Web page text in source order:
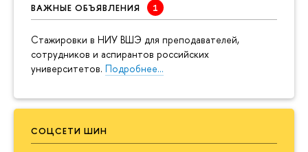
ВАЖНЫЕ ОБЪЯВЛЕНИЯ
Cтажировки в НИУ ВШЭ для преподавателей,
сотрудников и аспирантов российских
университетов. Подробнее…
СОЦСЕТИ ШИН